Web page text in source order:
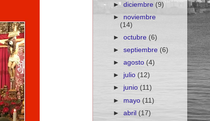
►diciembre (9)
► noviembre
(14)
►octubre (6)
►septiembre (6)
►agosto (4)
► julio (12)
►junio (11)
► mayo(11)
►abril(17)